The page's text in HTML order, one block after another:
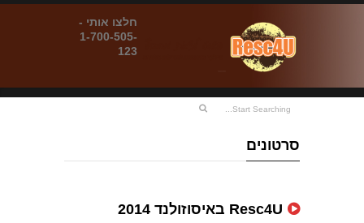
חלצו אותי -
1-700-505-
123
סרטונים
Resc4U באיסוזולנד 2014